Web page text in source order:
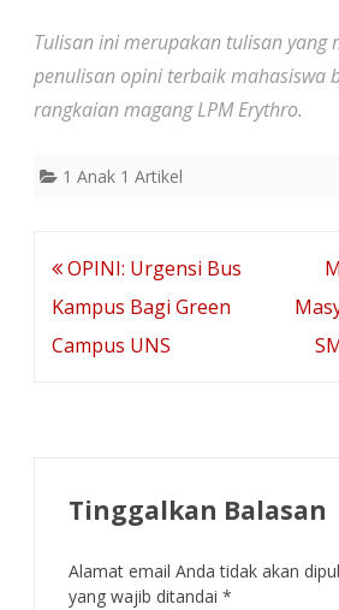
Tulisan ini merupakan tulisan yang
penulisan opini terbaik mahasiswa
rangkaian magang LPM Erythro.
1 Anak 1 Artikel
Navigasi
pos
OPINI: Urgensi Bus
Kampus Bagi Green
Campus UNS
Tinggalkan Balasan
Alamat email Anda tidak akan
yang wajib ditandai *